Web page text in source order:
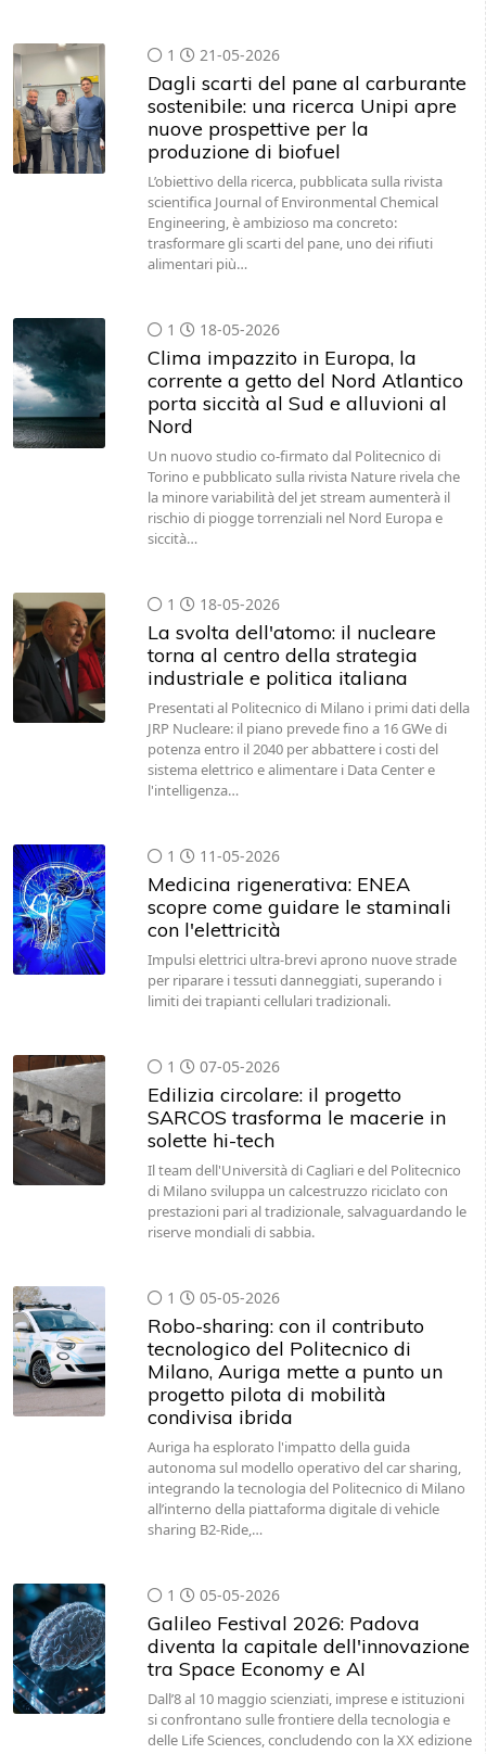
1 21-05-2026
Dagli scarti del pane al carburante
sostenibile: una ricerca Unipi apre
nuove prospettive per la
produzione di biofuel
L’obiettivo della ricerca, pubblicata sulla rivista
scientifica Journal of Environmental Chemical
Engineering, è ambizioso ma concreto:
trasformare gli scarti del pane, uno dei rifiuti
alimentari più…
1 18-05-2026
Clima impazzito in Europa, la
corrente a getto del Nord Atlantico
porta siccità al Sud e alluvioni al
Nord
Un nuovo studio co-firmato dal Politecnico di
Torino e pubblicato sulla rivista Nature rivela che
la minore variabilità del jet stream aumenterà il
rischio di piogge torrenziali nel Nord Europa e
siccità…
1 18-05-2026
La svolta dell'atomo: il nucleare
torna al centro della strategia
industriale e politica italiana
Presentati al Politecnico di Milano i primi dati della
JRP Nucleare: il piano prevede fino a 16 GWe di
potenza entro il 2040 per abbattere i costi del
sistema elettrico e alimentare i Data Center e
l'intelligenza…
1 11-05-2026
Medicina rigenerativa: ENEA
scopre come guidare le staminali
con l'elettricità
Impulsi elettrici ultra-brevi aprono nuove strade
per riparare i tessuti danneggiati, superando i
limiti dei trapianti cellulari tradizionali.
1 07-05-2026
Edilizia circolare: il progetto
SARCOS trasforma le macerie in
solette hi-tech
Il team dell'Università di Cagliari e del Politecnico
di Milano sviluppa un calcestruzzo riciclato con
prestazioni pari al tradizionale, salvaguardando le
riserve mondiali di sabbia.
1 05-05-2026
Robo-sharing: con il contributo
tecnologico del Politecnico di
Milano, Auriga mette a punto un
progetto pilota di mobilità
condivisa ibrida
Auriga ha esplorato l'impatto della guida
autonoma sul modello operativo del car sharing,
integrando la tecnologia del Politecnico di Milano
all’interno della piattaforma digitale di vehicle
sharing B2-Ride,…
1 05-05-2026
Galileo Festival 2026: Padova
diventa la capitale dell'innovazione
tra Space Economy e AI
Dall’8 al 10 maggio scienziati, imprese e istituzioni
si confrontano sulle frontiere della tecnologia e
delle Life Sciences, concludendo con la XX edizione